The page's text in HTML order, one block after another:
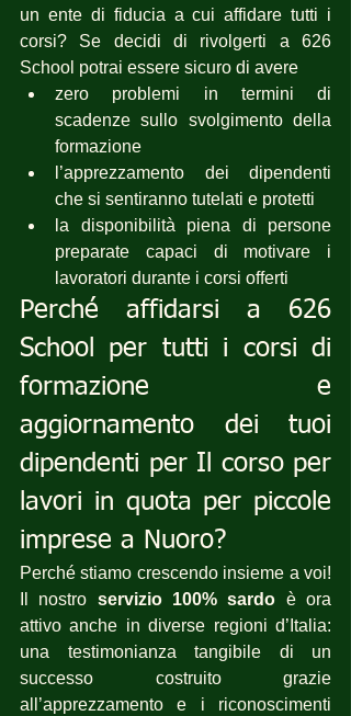
un ente di fiducia a cui affidare tutti i
corsi? Se decidi di rivolgerti a 626
School potrai essere sicuro di avere
zero problemi in termini di
scadenze sullo svolgimento della
formazione
l’apprezzamento dei dipendenti
che si sentiranno tutelati e protetti
la disponibilità piena di persone
preparate capaci di motivare i
lavoratori durante i corsi offerti
Perché affidarsi a 626
School per tutti i corsi di
formazione e
aggiornamento dei tuoi
dipendenti per Il corso per
lavori in quota per piccole
imprese a Nuoro?
Perché stiamo crescendo insieme a voi!
Il nostro servizio 100% sardo è ora
attivo anche in diverse regioni d’Italia:
una testimonianza tangibile di un
successo costruito grazie
all’apprezzamento e i riconoscimenti